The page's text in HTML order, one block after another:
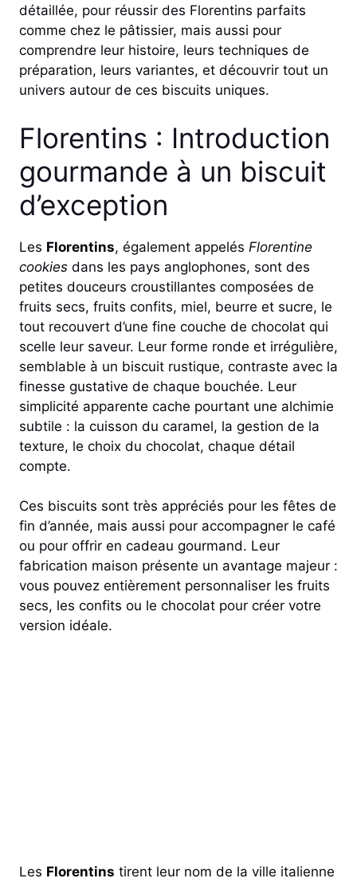
détaillée, pour réussir des Florentins parfaits
comme chez le pâtissier, mais aussi pour
comprendre leur histoire, leurs techniques de
préparation, leurs variantes, et découvrir tout un
univers autour de ces biscuits uniques.
Florentins : Introduction
gourmande à un biscuit
d’exception
Les Florentins, également appelés Florentine
cookies dans les pays anglophones, sont des
petites douceurs croustillantes composées de
fruits secs, fruits confits, miel, beurre et sucre, le
tout recouvert d’une fine couche de chocolat qui
scelle leur saveur. Leur forme ronde et irrégulière,
semblable à un biscuit rustique, contraste avec la
finesse gustative de chaque bouchée. Leur
simplicité apparente cache pourtant une alchimie
subtile : la cuisson du caramel, la gestion de la
texture, le choix du chocolat, chaque détail
compte.
Ces biscuits sont très appréciés pour les fêtes de
fin d’année, mais aussi pour accompagner le café
ou pour offrir en cadeau gourmand. Leur
fabrication maison présente un avantage majeur :
vous pouvez entièrement personnaliser les fruits
secs, les confits ou le chocolat pour créer votre
version idéale.
Les Florentins tirent leur nom de la ville italienne